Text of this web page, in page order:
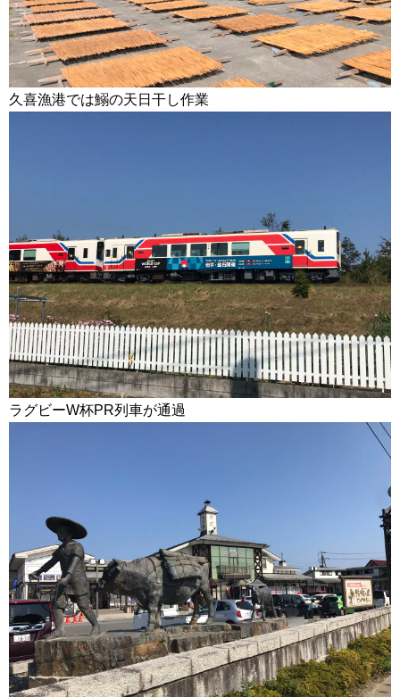
久喜漁港では鰯の天日干し作業
ラグビーW杯PR列車が通過